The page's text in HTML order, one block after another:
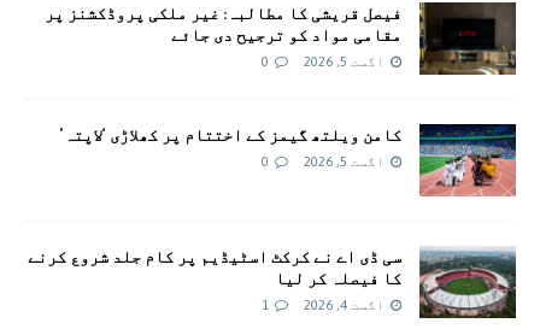
فیصل قریشی کا مطالبہ: غیر ملکی پروڈکشنز پر
مقامی مواد کو ترجیح دی جائے
اگست 5, 2026 0
کامن ویلتھ گیمز کے اختتام پر کھلاڑی ‘لاپتہ’
اگست 5, 2026 0
سی ڈی اے نے کرکٹ اسٹیڈیم پر کام جلد شروع کرنے
کا فیصلہ کر لیا
اگست 4, 2026 1